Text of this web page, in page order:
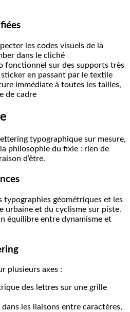
les codes visuels de la
dans le cliché
fonctionnel sur des supports très
en passant par le textile
immédiate à toutes les tailles,
de cadre
typographique sur mesure,
philosophie du fixie : rien de
d’être.
typographies géométriques et les
urbaine et du cyclisme sur piste.
équilibre entre dynamisme et
plusieurs axes :
des lettres sur une grille
les liaisons entre caractères,